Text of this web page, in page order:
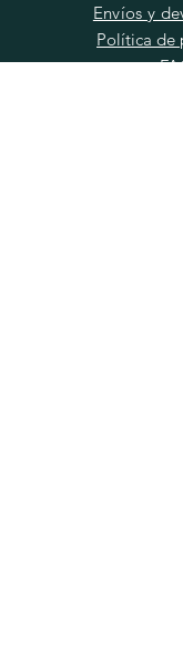
Envíos y
Política de